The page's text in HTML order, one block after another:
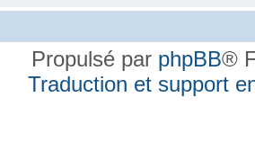
Propulsé par phpBB®
Traduction et support